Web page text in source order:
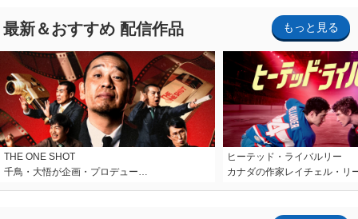
最新＆おすすめ 配信作品 もっと見る
THE ONE SHOT
千鳥・大悟が企画・プロデュー…
ヒーテッド・ライバルリー
カナダの作家レイチェル・リ